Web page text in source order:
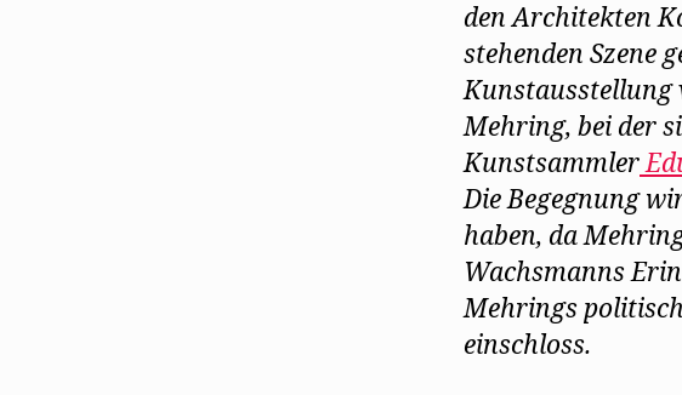
den Architekten
stehenden Szene
Kunstausstellung
Mehring, bei der
Kunstsammler
Die Begegnung
haben, da
Wachsmanns
Mehrings
einschloss.